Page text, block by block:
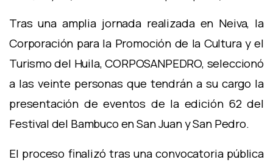
Tras una amplia jornada realizada en Neiva, la
Corporación para la Promoción de la Cultura y el
Turismo del Huila, CORPOSANPEDRO, seleccionó
a las veinte personas que tendrán a su cargo la
presentación de eventos de la edición 62 del
Festival del Bambuco en San Juan y San Pedro.
El proceso finalizó tras una convocatoria pública